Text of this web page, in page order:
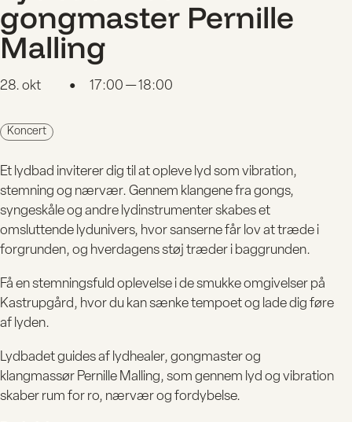
gongmaster Pernille
Malling
28. okt ● 17:00 — 18:00
Koncert
Et lydbad inviterer dig til at opleve lyd som vibration,
stemning og nærvær. Gennem klangene fra gongs,
syngeskåle og andre lydinstrumenter skabes et
omsluttende lydunivers, hvor sanserne får lov at træde i
forgrunden, og hverdagens støj træder i baggrunden.
Få en stemningsfuld oplevelse i de smukke omgivelser på
Kastrupgård, hvor du kan sænke tempoet og lade dig føre
af lyden.
Lydbadet guides af lydhealer, gongmaster og
klangmassør Pernille Malling, som gennem lyd og vibration
skaber rum for ro, nærvær og fordybelse.